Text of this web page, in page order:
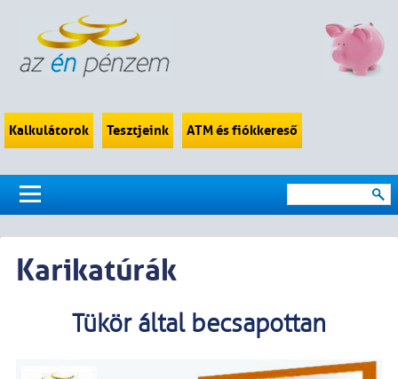
Kalkulátorok Tesztjeink ATM és fiókkereső
Karikatúrák
Tükör által becsapottan